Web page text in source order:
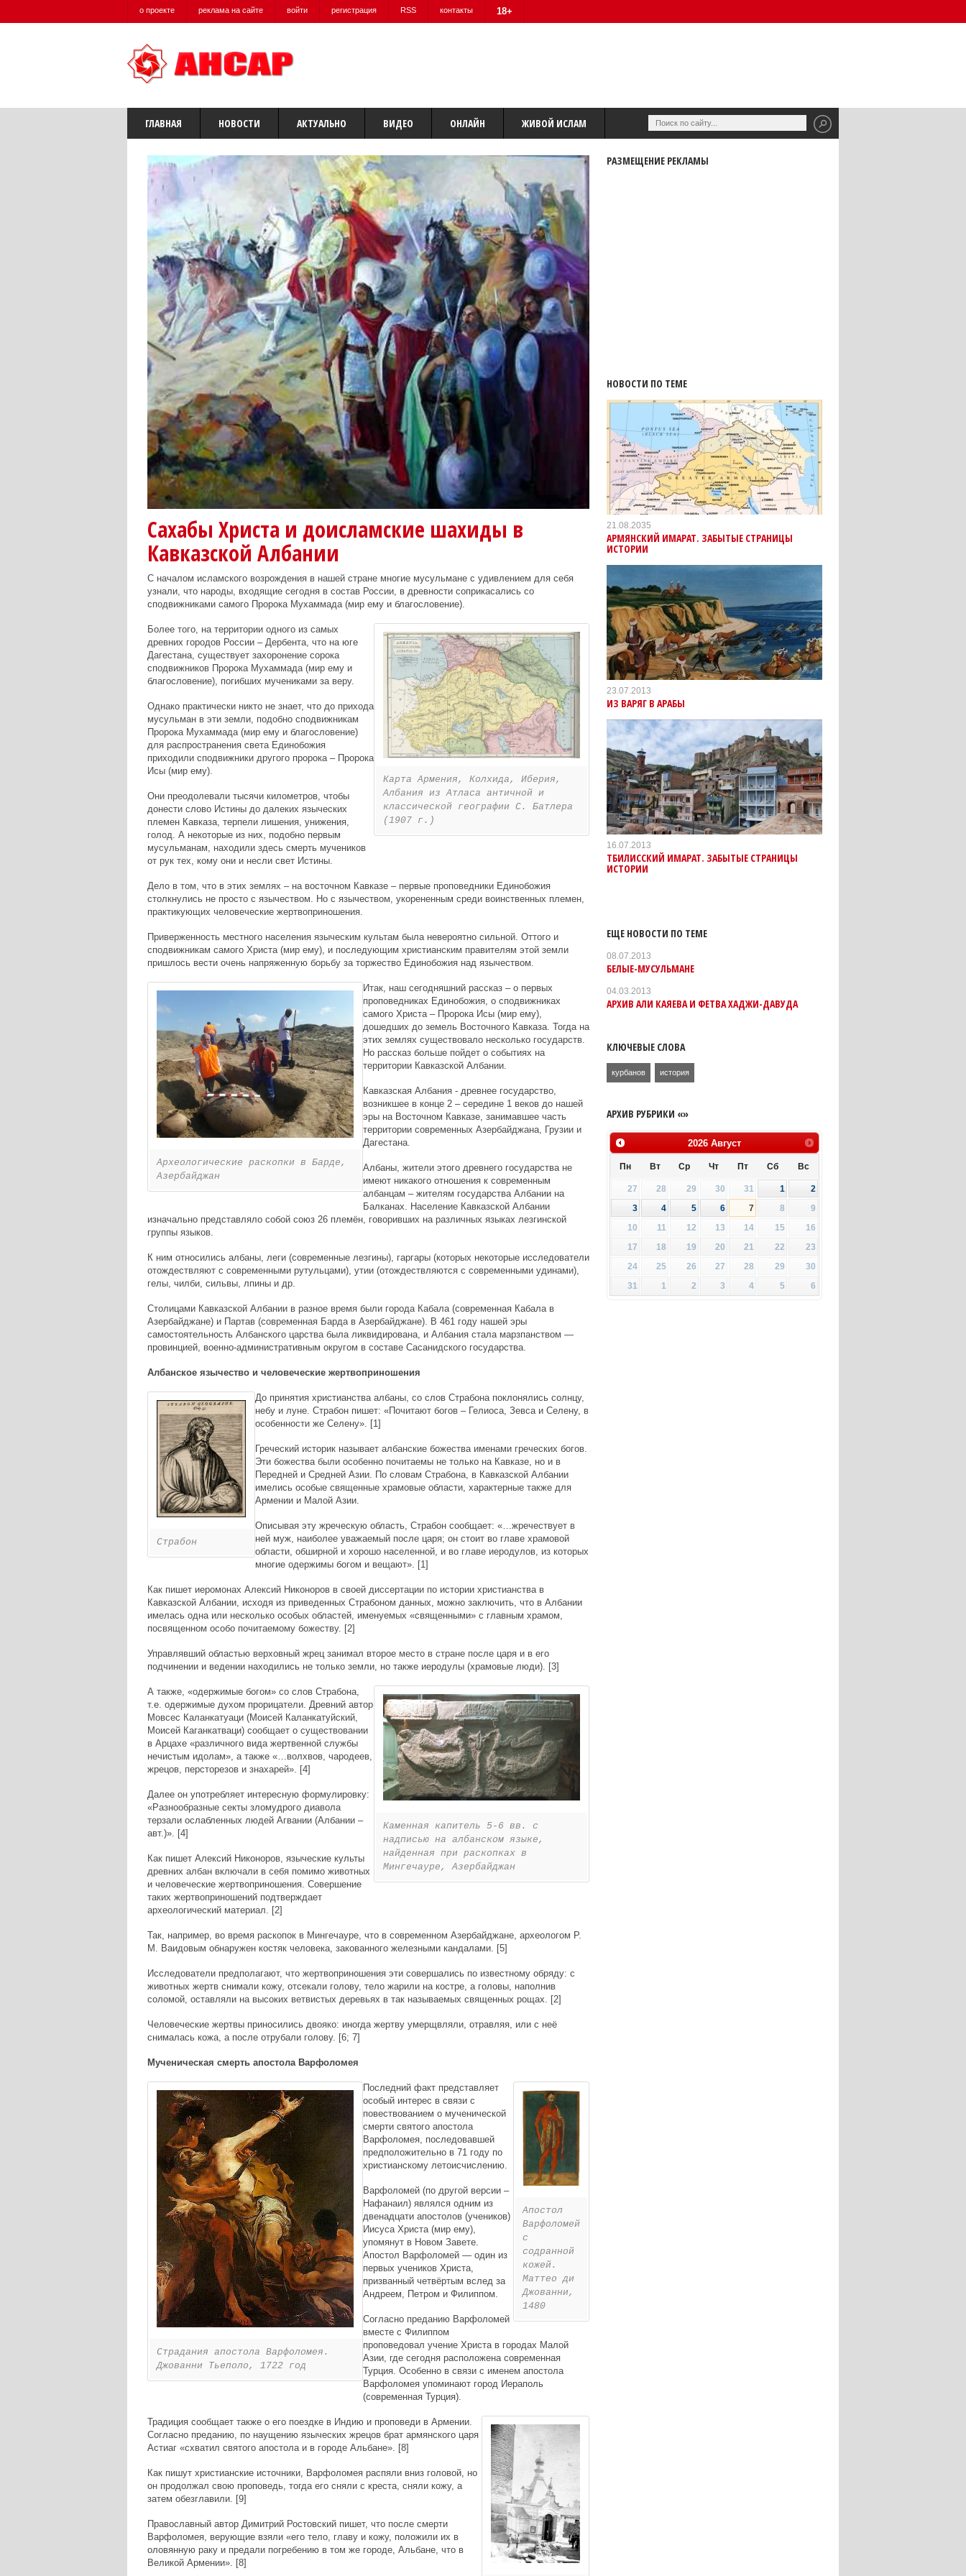
о проекте реклама на сайте войти регистрация RSS контакты 18+
ГЛАВНАЯ НОВОСТИ АКТУАЛЬНО ВИДЕО ОНЛАЙН ЖИВОЙ ИСЛАМ
Сахабы Христа и доисламские шахиды в
Кавказской Албании
С началом исламского возрождения в нашей стране многие мусульмане с удивлением для себя
узнали, что народы, входящие сегодня в состав России, в древности соприкасались со
сподвижниками самого Пророка Мухаммада (мир ему и благословение).
Карта Армения, Колхида, Иберия,
Албания из Атласа античной и
классической географии С. Батлера
(1907 г.)
Более того, на территории одного из самых
древних городов России – Дербента, что на юге
Дагестана, существует захоронение сорока
сподвижников Пророка Мухаммада (мир ему и
благословение), погибших мучениками за веру.
Однако практически никто не знает, что до прихода
мусульман в эти земли, подобно сподвижникам
Пророка Мухаммада (мир ему и благословение)
для распространения света Единобожия
приходили сподвижники другого пророка – Пророка
Исы (мир ему).
Они преодолевали тысячи километров, чтобы
донести слово Истины до далеких языческих
племен Кавказа, терпели лишения, унижения,
голод. А некоторые из них, подобно первым
мусульманам, находили здесь смерть мучеников
от рук тех, кому они и несли свет Истины.
Дело в том, что в этих землях – на восточном Кавказе – первые проповедники Единобожия
столкнулись не просто с язычеством. Но с язычеством, укорененным среди воинственных племен,
практикующих человеческие жертвоприношения.
Приверженность местного населения языческим культам была невероятно сильной. Оттого и
сподвижникам самого Христа (мир ему), и последующим христианским правителям этой земли
пришлось вести очень напряженную борьбу за торжество Единобожия над язычеством.
Археологические раскопки в Барде,
Азербайджан
Итак, наш сегодняшний рассказ – о первых
проповедниках Единобожия, о сподвижниках
самого Христа – Пророка Исы (мир ему),
дошедших до земель Восточного Кавказа. Тогда на
этих землях существовало несколько государств.
Но рассказ больше пойдет о событиях на
территории Кавказской Албании.
Кавказская Албания - древнее государство,
возникшее в конце 2 – середине 1 веков до нашей
эры на Восточном Кавказе, занимавшее часть
территории современных Азербайджана, Грузии и
Дагестана.
Албаны, жители этого древнего государства не
имеют никакого отношения к современным
албанцам – жителям государства Албании на
Балканах. Население Кавказской Албании
изначально представляло собой союз 26 племён, говоривших на различных языках лезгинской
группы языков.
К ним относились албаны, леги (современные лезгины), гаргары (которых некоторые исследователи
отождествляют с современными рутульцами), утии (отождествляются с современными удинами),
гелы, чилби, сильвы, лпины и др.
Столицами Кавказской Албании в разное время были города Кабала (современная Кабала в
Азербайджане) и Партав (современная Барда в Азербайджане). В 461 году нашей эры
самостоятельность Албанского царства была ликвидирована, и Албания стала марзпанством —
провинцией, военно-административным округом в составе Сасанидского государства.
Албанское язычество и человеческие жертвоприношения
Страбон
До принятия христианства албаны, со слов Страбона поклонялись солнцу,
небу и луне. Страбон пишет: «Почитают богов – Гелиоса, Зевса и Селену, в
особенности же Селену». [1]
Греческий историк называет албанские божества именами греческих богов.
Эти божества были особенно почитаемы не только на Кавказе, но и в
Передней и Средней Азии. По словам Страбона, в Кавказской Албании
имелись особые священные храмовые области, характерные также для
Армении и Малой Азии.
Описывая эту жреческую область, Страбон сообщает: «…жречествует в
ней муж, наиболее уважаемый после царя; он стоит во главе храмовой
области, обширной и хорошо населенной, и во главе иеродулов, из которых
многие одержимы богом и вещают». [1]
Как пишет иеромонах Алексий Никоноров в своей диссертации по истории христианства в
Кавказской Албании, исходя из приведенных Страбоном данных, можно заключить, что в Албании
имелась одна или несколько особых областей, именуемых «священными» с главным храмом,
посвященном особо почитаемому божеству. [2]
Управлявший областью верховный жрец занимал второе место в стране после царя и в его
подчинении и ведении находились не только земли, но также иеродулы (храмовые люди). [3]
Каменная капитель 5-6 вв. с
надписью на албанском языке,
найденная при раскопках в
Мингечауре, Азербайджан
А также, «одержимые богом» со слов Страбона,
т.е. одержимые духом прорицатели. Древний автор
Мовсес Каланкатуаци (Моисей Каланкатуйский,
Моисей Каганкатваци) сообщает о существовании
в Арцахе «различного вида жертвенной службы
нечистым идолам», а также «…волхвов, чародеев,
жрецов, персторезов и знахарей». [4]
Далее он употребляет интересную формулировку:
«Разнообразные секты зломудрого диавола
терзали ослабленных людей Агвании (Албании –
авт.)». [4]
Как пишет Алексий Никоноров, языческие культы
древних албан включали в себя помимо животных
и человеческие жертвоприношения. Совершение
таких жертвоприношений подтверждает
археологический материал. [2]
Так, например, во время раскопок в Мингечауре, что в современном Азербайджане, археологом Р.
М. Ваидовым обнаружен костяк человека, закованного железными кандалами. [5]
Исследователи предполагают, что жертвоприношения эти совершались по известному обряду: с
животных жертв снимали кожу, отсекали голову, тело жарили на костре, а головы, наполнив
соломой, оставляли на высоких ветвистых деревьях в так называемых священных рощах. [2]
Человеческие жертвы приносились двояко: иногда жертву умерщвляли, отравляя, или с неё
снималась кожа, а после отрубали голову. [6; 7]
Мученическая смерть апостола Варфоломея
Страдания апостола Варфоломея.
Джованни Тьеполо, 1722 год
Апостол
Варфоломей
с
содранной
кожей.
Маттео ди
Джованни,
1480
Последний факт представляет
особый интерес в связи с
повествованием о мученической
смерти святого апостола
Варфоломея, последовавшей
предположительно в 71 году по
христианскому летоисчислению.
Варфоломей (по другой версии –
Нафанаил) являлся одним из
двенадцати апостолов (учеников)
Иисуса Христа (мир ему),
упомянут в Новом Завете.
Апостол Варфоломей — один из
первых учеников Христа,
призванный четвёртым вслед за
Андреем, Петром и Филиппом.
Согласно преданию Варфоломей
вместе с Филиппом
проповедовал учение Христа в городах Малой
Азии, где сегодня расположена современная
Турция. Особенно в связи с именем апостола
Варфоломея упоминают город Иераполь
(современная Турция).
Традиция сообщает также о его поездке в Индию и проповеди в Армении.
Согласно преданию, по наущению языческих жрецов брат армянского царя
Астиаг «схватил святого апостола и в городе Альбане». [8]
Как пишут христианские источники, Варфоломея распяли вниз головой, но
он продолжал свою проповедь, тогда его сняли с креста, сняли кожу, а
затем обезглавили. [9]
Православный автор Димитрий Ростовский пишет, что после смерти
Варфоломея, верующие взяли «его тело, главу и кожу, положили их в
оловянную раку и предали погребению в том же городе, Альбане, что в
Великой Армении». [8]
РАЗМЕЩЕНИЕ РЕКЛАМЫ
НОВОСТИ ПО ТЕМЕ
21.08.2035
АРМЯНСКИЙ ИМАРАТ. ЗАБЫТЫЕ СТРАНИЦЫ
ИСТОРИИ
23.07.2013
ИЗ ВАРЯГ В АРАБЫ
16.07.2013
ТБИЛИССКИЙ ИМАРАТ. ЗАБЫТЫЕ СТРАНИЦЫ
ИСТОРИИ
ЕЩЕ НОВОСТИ ПО ТЕМЕ
08.07.2013
БЕЛЫЕ-МУСУЛЬМАНЕ
04.03.2013
АРХИВ АЛИ КАЯЕВА И ФЕТВА ХАДЖИ-ДАВУДА
КЛЮЧЕВЫЕ СЛОВА
курбанов история
АРХИВ РУБРИКИ «»
2026 Август
Пн Вт Ср Чт Пт Сб Вс
27 28 29 30 31 1
2
3
4 5 6 7 8
9
10
11 12 13 14 15
16
17
18 19 20 21 22
23
24
25 26 27 28 29
30
31
1 2 3 4 5 6